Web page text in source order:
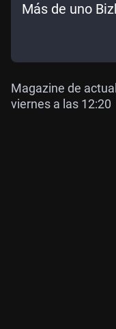
Más de uno
Magazine de
viernes a las 12:20